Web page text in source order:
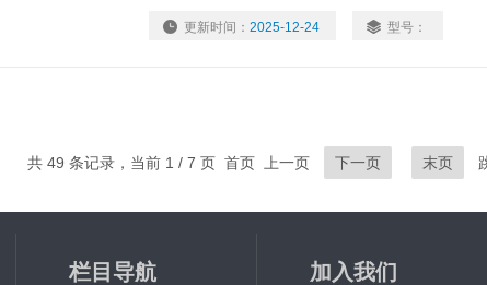
更新时间：2025-12-24 型号：
共 49 条记录，当前 1 / 7 页 首页 上一页 下一页 末页
栏目导航 加入我们